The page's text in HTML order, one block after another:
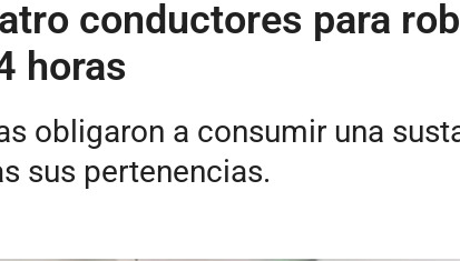
conductores para
horas
obligaron a consumir una
sus pertenencias.